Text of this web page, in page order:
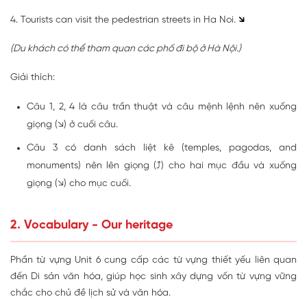
4. Tourists can visit the pedestrian streets in Ha Noi. ↘
(Du khách có thể tham quan các phố đi bộ ở Hà Nội.)
Giải thích:
Câu 1, 2, 4 là câu trần thuật và câu mệnh lệnh nên xuống
giọng (↘) ở cuối câu.
Câu 3 có danh sách liệt kê (temples, pagodas, and
monuments) nên lên giọng (⤴) cho hai mục đầu và xuống
giọng (↘) cho mục cuối.
2. Vocabulary - Our heritage
Phần từ vựng Unit 6 cung cấp các từ vựng thiết yếu liên quan
đến Di sản văn hóa, giúp học sinh xây dựng vốn từ vựng vững
chắc cho chủ đề lịch sử và văn hóa.